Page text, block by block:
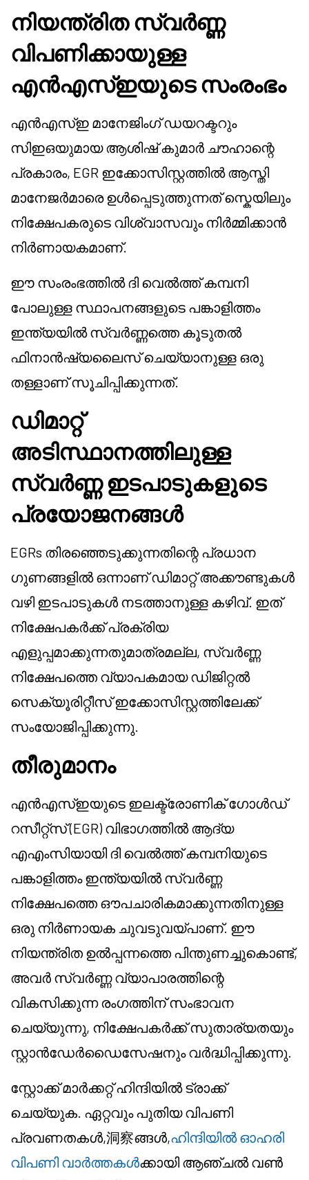
നിയന്ത്രിത സ്വർണ്ണ
വിപണിക്കായുള്ള
എൻഎസ്ഇയുടെ സംരംഭം
എൻഎസ്ഇ മാനേജിംഗ് ഡയറക്ടറും
സിഇഒയുമായ ആശിഷ് കുമാർ ചൗഹാന്റെ
പ്രകാരം, EGR ഇക്കോസിസ്റ്റത്തിൽ ആസ്തി
മാനേജർമാരെ ഉൾപ്പെടുത്തുന്നത് സ്കെയിലും
നിക്ഷേപകരുടെ വിശ്വാസവും നിർമ്മിക്കാൻ
നിർണായകമാണ്.
ഈ സംരംഭത്തിൽ ദി വെൽത്ത് കമ്പനി
പോലുള്ള സ്ഥാപനങ്ങളുടെ പങ്കാളിത്തം
ഇന്ത്യയിൽ സ്വർണ്ണത്തെ കൂടുതൽ
ഫിനാൻഷ്യലൈസ് ചെയ്യാനുള്ള ഒരു
തള്ളാണ് സൂചിപ്പിക്കുന്നത്.
ഡിമാറ്റ്
അടിസ്ഥാനത്തിലുള്ള
സ്വർണ്ണ ഇടപാടുകളുടെ
പ്രയോജനങ്ങൾ
EGRs തിരഞ്ഞെടുക്കുന്നതിന്റെ പ്രധാന
ഗുണങ്ങളിൽ ഒന്നാണ് ഡിമാറ്റ് അക്കൗണ്ടുകൾ
വഴി ഇടപാടുകൾ നടത്താനുള്ള കഴിവ്. ഇത്
നിക്ഷേപകർക്ക് പ്രക്രിയ
എളുപ്പമാക്കുന്നതുമാത്രമല്ല, സ്വർണ്ണ
നിക്ഷേപത്തെ വ്യാപകമായ ഡിജിറ്റൽ
സെക്യൂരിറ്റീസ് ഇക്കോസിസ്റ്റത്തിലേക്ക്
സംയോജിപ്പിക്കുന്നു.
തീരുമാനം
എൻഎസ്ഇയുടെ ഇലക്ട്രോണിക് ഗോൾഡ്
റസീറ്റ്‌സ് (EGR) വിഭാഗത്തിൽ ആദ്യ
എഎംസിയായി ദി വെൽത്ത് കമ്പനിയുടെ
പങ്കാളിത്തം ഇന്ത്യയിൽ സ്വർണ്ണ
നിക്ഷേപത്തെ ഔപചാരികമാക്കുന്നതിനുള്ള
ഒരു നിർണായക ചുവടുവയ്പാണ്. ഈ
നിയന്ത്രിത ഉൽപ്പന്നത്തെ പിന്തുണച്ചുകൊണ്ട്,
അവർ സ്വർണ്ണ വ്യാപാരത്തിന്റെ
വികസിക്കുന്ന രംഗത്തിന് സംഭാവന
ചെയ്യുന്നു, നിക്ഷേപകർക്ക് സുതാര്യതയും
സ്റ്റാൻഡേർഡൈസേഷനും വർദ്ധിപ്പിക്കുന്നു.
സ്റ്റോക്ക് മാർക്കറ്റ് ഹിന്ദിയിൽ ട്രാക്ക്
ചെയ്യുക. ഏറ്റവും പുതിയ വിപണി
പ്രവണതകൾ,洞察ങ്ങൾ,ഹിന്ദിയിൽ ഓഹരി
വിപണി വാർത്തകൾക്കായി ആഞ്ചൽ വൺ